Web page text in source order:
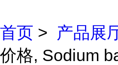
首页 > 产品展
价格, Sodium